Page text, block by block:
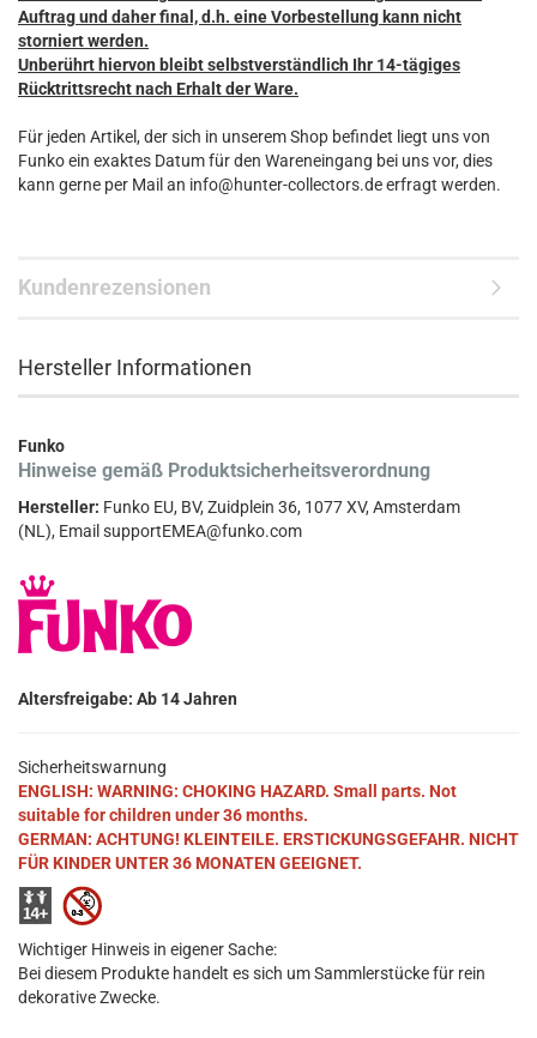
Auftrag und daher final, d.h. eine Vorbestellung kann nicht
storniert werden.
Unberührt hiervon bleibt selbstverständlich Ihr 14-tägiges
Rücktrittsrecht nach Erhalt der Ware.
Für jeden Artikel, der sich in unserem Shop befindet liegt uns von
Funko ein exaktes Datum für den Wareneingang bei uns vor, dies
kann gerne per Mail an info@hunter-collectors.de erfragt werden.
Kundenrezensionen
Hersteller Informationen
Funko
Hinweise gemäß Produktsicherheitsverordnung
Hersteller: Funko EU, BV, Zuidplein 36, 1077 XV, Amsterdam
(NL), Email supportEMEA@funko.com
Altersfreigabe: Ab 14 Jahren
Sicherheitswarnung
ENGLISH: WARNING: CHOKING HAZARD. Small parts. Not
suitable for children under 36 months.
GERMAN: ACHTUNG! KLEINTEILE. ERSTICKUNGSGEFAHR. NICHT
FÜR KINDER UNTER 36 MONATEN GEEIGNET.
Wichtiger Hinweis in eigener Sache:
Bei diesem Produkte handelt es sich um Sammlerstücke für rein
dekorative Zwecke.